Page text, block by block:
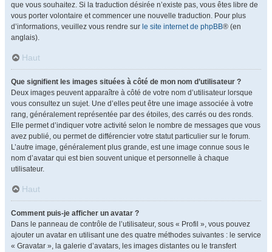
que vous souhaitez. Si la traduction désirée n’existe pas, vous êtes libre de
vous porter volontaire et commencer une nouvelle traduction. Pour plus
d’informations, veuillez vous rendre sur le site internet de phpBB® (en
anglais).
Haut
Que signifient les images situées à côté de mon nom d’utilisateur ?
Deux images peuvent apparaître à côté de votre nom d’utilisateur lorsque
vous consultez un sujet. Une d’elles peut être une image associée à votre
rang, généralement représentée par des étoiles, des carrés ou des ronds.
Elle permet d’indiquer votre activité selon le nombre de messages que vous
avez publié, ou permet de différencier votre statut particulier sur le forum.
L’autre image, généralement plus grande, est une image connue sous le
nom d’avatar qui est bien souvent unique et personnelle à chaque
utilisateur.
Haut
Comment puis-je afficher un avatar ?
Dans le panneau de contrôle de l’utilisateur, sous « Profil », vous pouvez
ajouter un avatar en utilisant une des quatre méthodes suivantes : le service
« Gravatar », la galerie d’avatars, les images distantes ou le transfert